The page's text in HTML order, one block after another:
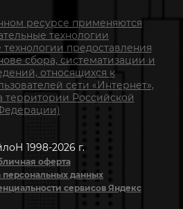
ресурсе применяются
технологии
предоставления
сбора, систематизации и
относящихся к
сети «Интернет»,
территории Российской
1998-2026 г.
оферта
персональных данных
сервисов Яндекс